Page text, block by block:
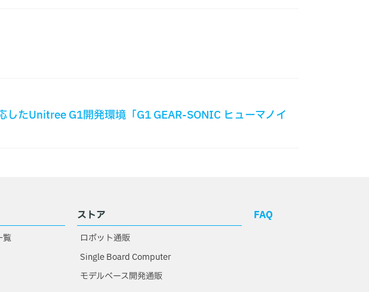
たUnitree G1開発環境「G1 GEAR-SONIC ヒューマノイ
覧
ストア
ロボット通販
Single Board Computer
モデルベース開発通販
FAQ